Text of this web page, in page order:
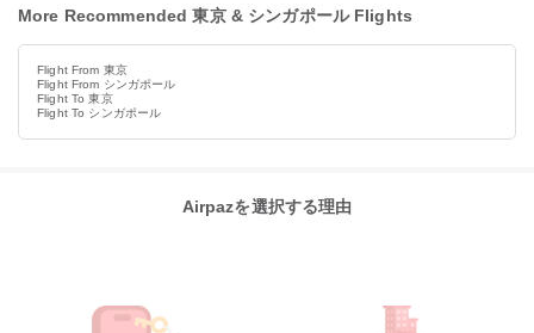
More Recommended 東京 & シンガポール Flights
Flight From 東京
Flight From シンガポール
Flight To 東京
Flight To シンガポール
Airpazを選択する理由